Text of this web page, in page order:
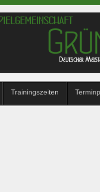
Trainingszeiten